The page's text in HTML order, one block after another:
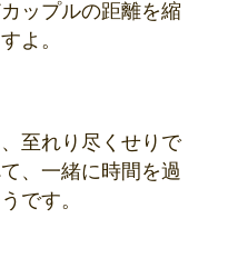
ップルの距離を縮
よ。
至れり尽くせりで
、一緒に時間を過
です。